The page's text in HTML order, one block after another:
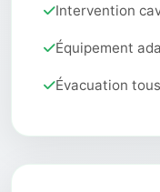
Intervention
Équipement
Évacuation